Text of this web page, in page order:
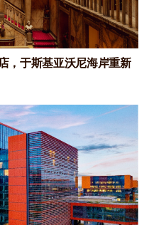
，于斯基亚沃尼海岸重新